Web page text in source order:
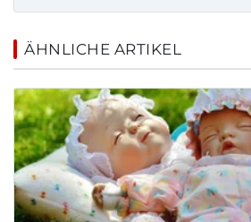
ÄHNLICHE ARTIKEL